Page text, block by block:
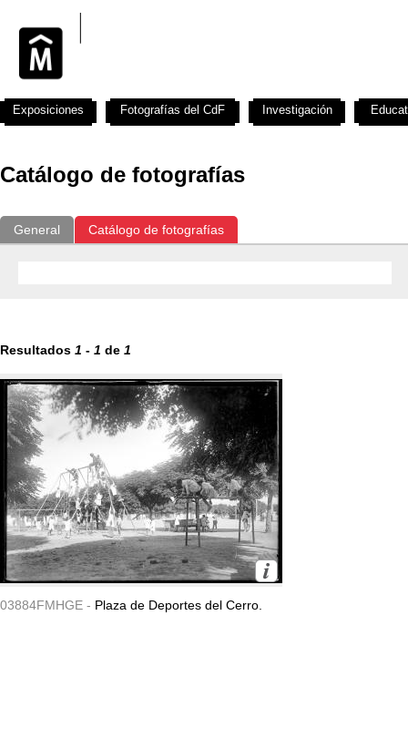
Catálogo de fotografías
General Catálogo de fotografías
Resultados 1 - 1 de 1
03884FMHGE - Plaza de Deportes del Cerro.
Exposiciones Fotografías del CdF Investigación